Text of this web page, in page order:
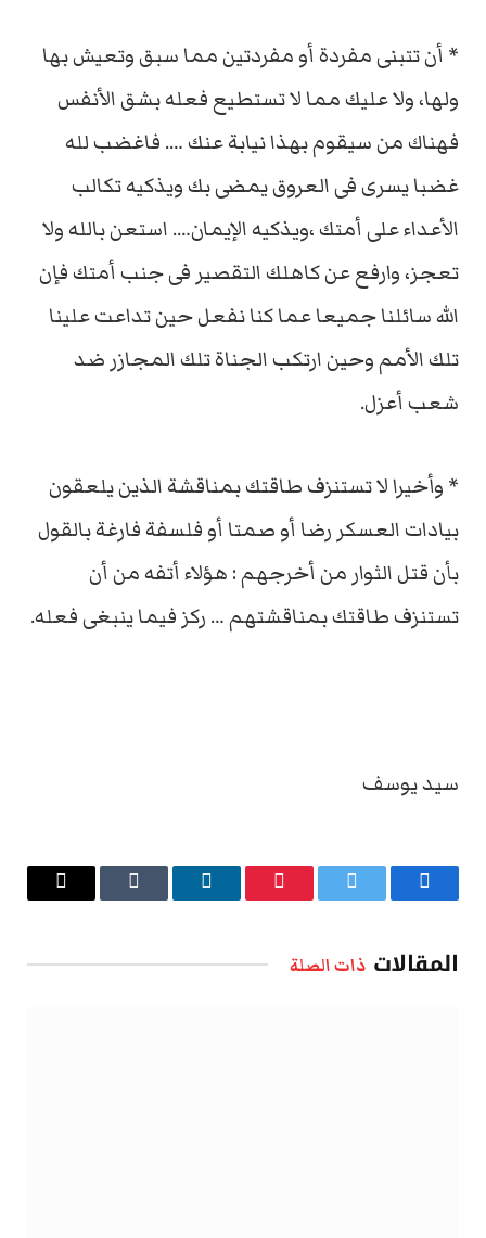
* أن تتبنى مفردة أو مفردتين مما سبق وتعيش بها
ولها، ولا عليك مما لا تستطيع فعله بشق الأنفس
فهناك من سيقوم بهذا نيابة عنك …. فاغضب لله
غضبا يسرى فى العروق يمضى بك ويذكيه تكالب
الأعداء على أمتك ،ويذكيه الإيمان…. استعن بالله ولا
تعجز، وارفع عن كاهلك التقصير فى جنب أمتك فإن
الله سائلنا جميعا عما كنا نفعل حين تداعت علينا
تلك الأمم وحين ارتكب الجناة تلك المجازر ضد
شعب أعزل.
* وأخيرا لا تستنزف طاقتك بمناقشة الذين يلعقون
بيادات العسكر رضا أو صمتا أو فلسفة فارغة بالقول
بأن قتل الثوار من أخرجهم : هؤلاء أتفه من أن
تستنزف طاقتك بمناقشتهم … ركز فيما ينبغى فعله.
سيد يوسف
فيسبوك تويتر بينتيريستلينكدإن Tumblr
البريد
المقالات ذات الصلة